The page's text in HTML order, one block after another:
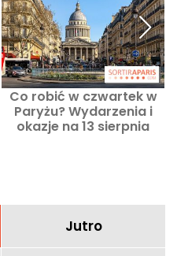
Co robić w czwartek w
Paryżu? Wydarzenia i
okazje na 13 sierpnia
Jutro